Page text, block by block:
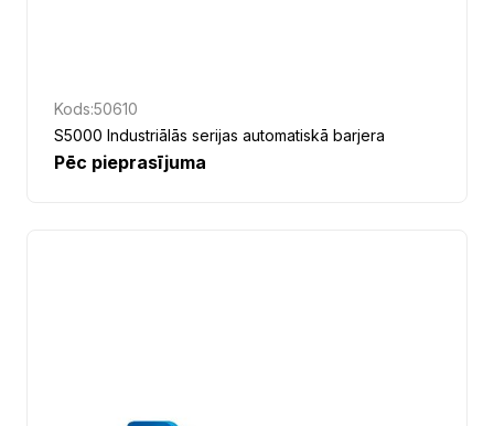
Kods:50610
S5000 Industriālās serijas automatiskā barjera
Pēc pieprasījuma